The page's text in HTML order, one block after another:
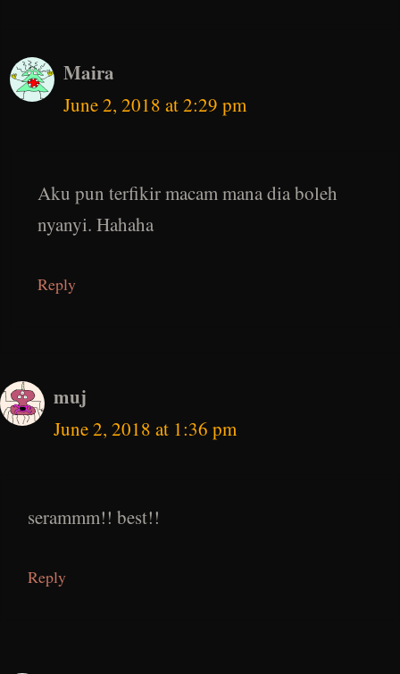
Maira
June 2, 2018 at 2:29 pm
Aku pun terfikir macam mana dia boleh
nyanyi. Hahaha
Reply
muj
June 2, 2018 at 1:36 pm
serammm!! best!!
Reply